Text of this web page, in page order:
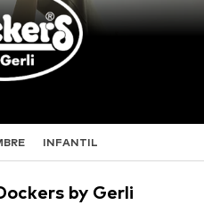
INFANTIL
by Gerli